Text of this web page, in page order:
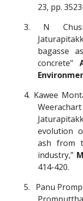
23, pp.
3. N
bagasse
concrete"
4. Kawee
evolution
ash from
industry,”
414-420.
5.   Panu